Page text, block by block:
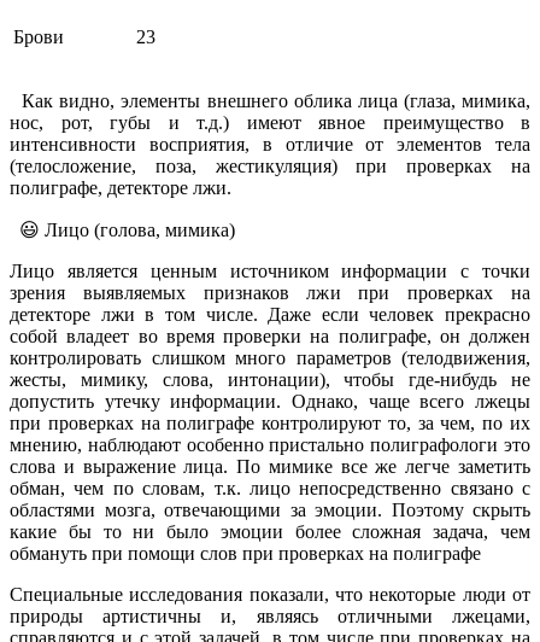
Брови 23
Как видно, элементы внешнего облика лица (глаза, мимика,
нос, рот, губы и т.д.) имеют явное преимущество в
интенсивности восприятия, в отличие от элементов тела
(телосложение, поза, жестикуляция) при проверках на
полиграфе, детекторе лжи.
😃 Лицо (голова, мимика)
Лицо является ценным источником информации с точки
зрения выявляемых признаков лжи при проверках на
детекторе лжи в том числе. Даже если человек прекрасно
собой владеет во время проверки на полиграфе, он должен
контролировать слишком много параметров (телодвижения,
жесты, мимику, слова, интонации), чтобы где-нибудь не
допустить утечку информации. Однако, чаще всего лжецы
при проверках на полиграфе контролируют то, за чем, по их
мнению, наблюдают особенно пристально полиграфологи это
слова и выражение лица. По мимике все же легче заметить
обман, чем по словам, т.к. лицо непосредственно связано с
областями мозга, отвечающими за эмоции. Поэтому скрыть
какие бы то ни было эмоции более сложная задача, чем
обмануть при помощи слов при проверках на полиграфе
Специальные исследования показали, что некоторые люди от
природы артистичны и, являясь отличными лжецами,
справляются и с этой задачей, в том числе при проверках на